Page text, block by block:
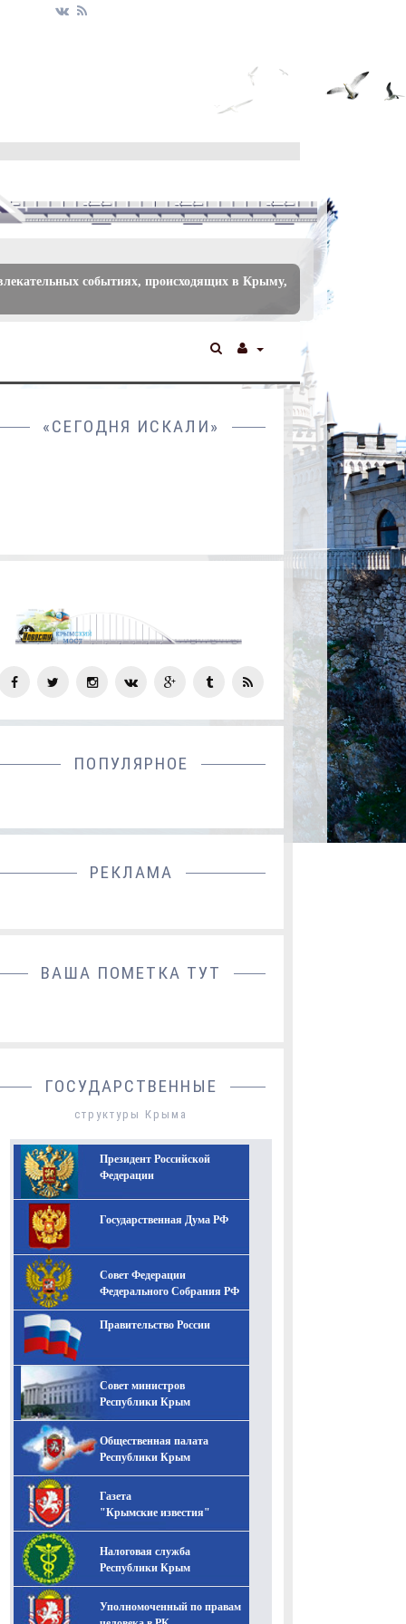
событиях, происходящих в Крыму,
«СЕГОДНЯ ИСКАЛИ»
СОЦ
СЕТИ
ПОПУЛЯРНОЕ
РЕКЛАМА
ВАША ПОМЕТКА ТУТ
ГОСУДАРСТВЕННЫЕ
структуры Крыма
Президент Российской
Федерации
Государственная Дума РФ
Совет Федерации
Федерального Собрания РФ
Правительство России
Совет министров
Республики Крым
Общественная палата
Республики Крым
Газета
"Крымские известия"
Налоговая служба
Республики Крым
Уполномоченный по правам